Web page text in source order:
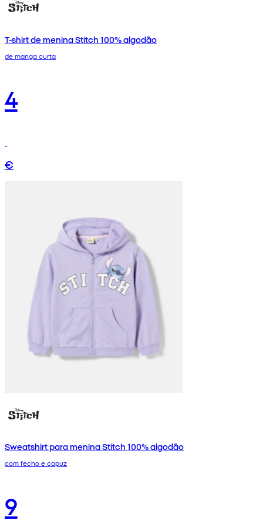
T-shirt de menina Stitch 100% algodão
de manga curta
4
€
Sweatshirt para menina Stitch 100% algodão
com fecho e capuz
9